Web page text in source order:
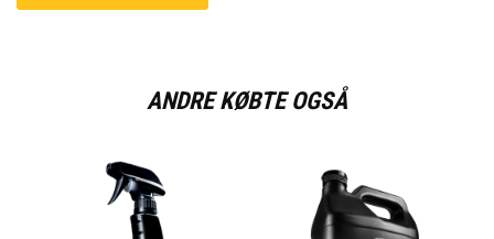
ANDRE KØBTE OGSÅ